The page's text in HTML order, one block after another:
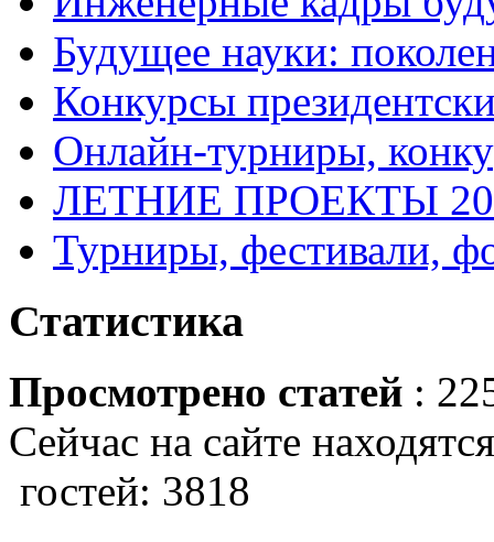
Будущее науки:
Конкурсы
Онлайн-турниры,
ЛЕТНИЕ ПРОЕКТЫ
Турниры, фестивали,
Статистика
Просмотрено статей :
Сейчас на сайте
гостей: 3818